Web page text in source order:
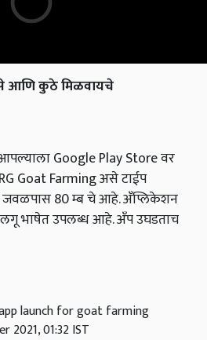
आणिकुठेमिळवायचे
Google Play Store वर
Goat Farming असे टाईप
80 म्ब चे आहे. अँप्लिकेशन
भाषेत उपलब्ध आहे. अँप उघडताच
launch for goat farming
2021, 01:32 IST